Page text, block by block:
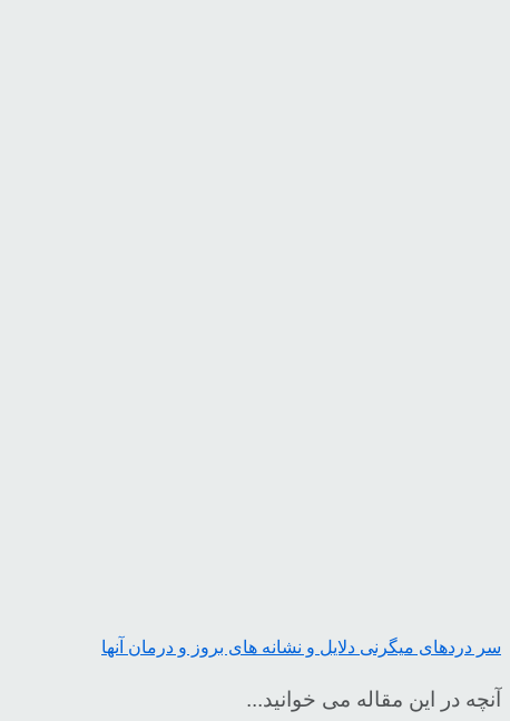
سر دردهای میگرنی دلایل و نشانه های بروز و درمان آنها
آنچه در این مقاله می خوانید...